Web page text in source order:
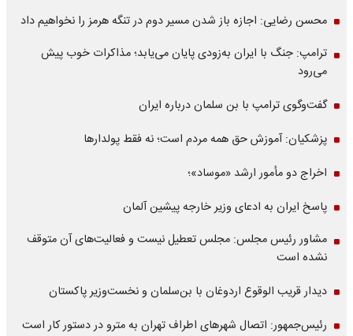
محسن رضایی: اجازه باز شدن مسیر دوم در تنگه هرمز را نخواهیم داد
ترامپ: جنگ با ایران به‌زودی پایان می‌یابد؛ مذاکرات خوب پیش
می‌رود
گفت‌وگوی ترامپ با بن سلمان درباره ایران
پزشکیان: آموزش حق همه مردم است؛ نه فقط پولدارها
اخراج دو مأمور ارشد «موساد»؛
پاسخ ایران به ادعای وزیر خارجه پیشین آلمان
مشاور رئیس مجلس: مجلس تعطیل نیست و فعالیت‌های آن متوقف
نشده است
دیدار قریب الوقوع اردوغان با بن‌سلمان و نخست‌وزیر پاکستان
رئیس‌جمهور: اتصال شهرهای اطراف تهران به مترو در دستور کار است